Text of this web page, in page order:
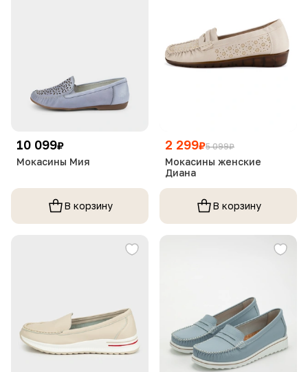
10 099₽
Мокасины Мия
В корзину
2 299₽5 099₽
Мокасины женские
Диана
В корзину